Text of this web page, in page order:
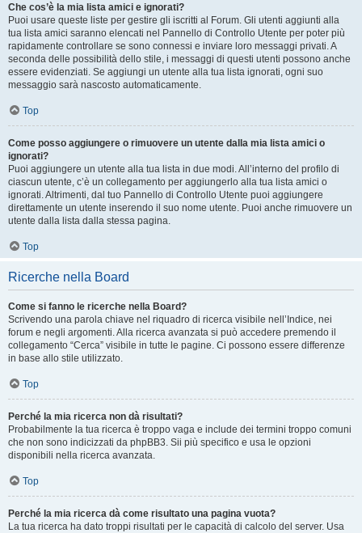
Che cos’è la mia lista amici e ignorati?
Puoi usare queste liste per gestire gli iscritti al Forum. Gli utenti aggiunti alla
tua lista amici saranno elencati nel Pannello di Controllo Utente per poter più
rapidamente controllare se sono connessi e inviare loro messaggi privati. A
seconda delle possibilità dello stile, i messaggi di questi utenti possono anche
essere evidenziati. Se aggiungi un utente alla tua lista ignorati, ogni suo
messaggio sarà nascosto automaticamente.
Top
Come posso aggiungere o rimuovere un utente dalla mia lista amici o
ignorati?
Puoi aggiungere un utente alla tua lista in due modi. All’interno del profilo di
ciascun utente, c’è un collegamento per aggiungerlo alla tua lista amici o
ignorati. Altrimenti, dal tuo Pannello di Controllo Utente puoi aggiungere
direttamente un utente inserendo il suo nome utente. Puoi anche rimuovere un
utente dalla lista dalla stessa pagina.
Top
Ricerche nella Board
Come si fanno le ricerche nella Board?
Scrivendo una parola chiave nel riquadro di ricerca visibile nell’Indice, nei
forum e negli argomenti. Alla ricerca avanzata si può accedere premendo il
collegamento “Cerca” visibile in tutte le pagine. Ci possono essere differenze
in base allo stile utilizzato.
Top
Perché la mia ricerca non dà risultati?
Probabilmente la tua ricerca è troppo vaga e include dei termini troppo comuni
che non sono indicizzati da phpBB3. Sii più specifico e usa le opzioni
disponibili nella ricerca avanzata.
Top
Perché la mia ricerca dà come risultato una pagina vuota?
La tua ricerca ha dato troppi risultati per le capacità di calcolo del server. Usa